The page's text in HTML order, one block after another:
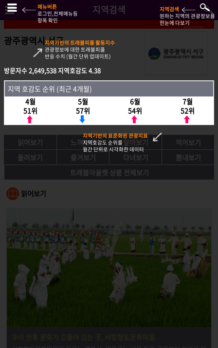
지역검색
광주광역시 서구
방문자수2,649,538지역호감도 4.38
지역호감도 순위 (최근 4개월)
4월
51위
5월
57위
6월
54위
7월
52위
읽어보기 느껴보기 알아보기
먹어보기
둘러보기
즐겨보기 다녀보기
뽐내보기
트래블아울렛 상품 전체보기
읽어보기
우리 전통 문화가 깃들어 있는 곳, 서창향토문화마을
방문자수2,649,538지역호감도 4.38
지역 호감도 순위 (최근 4개월)
4월
51위
5월
57위
6월
54위
7월
52위
메뉴버튼
로그인,전체메뉴등
항목 확인
지역검색
원하는 지역의 관광정보를
한눈에 다보기
지역기반의 트래블피플 활동지수
관광정보에 대한 트래블피플
반응 수치 (월간 단위 업데이트)
지역기반의 표준화된 관광지표
지역호감도 순위를
월간 단위로 시각화한 데이터